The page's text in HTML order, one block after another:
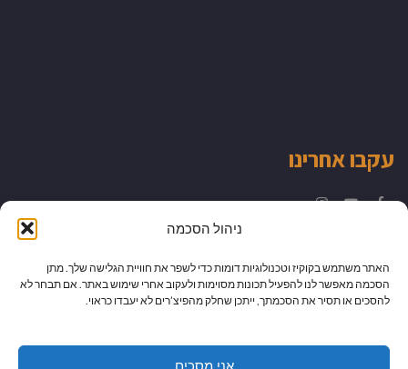
ניהול הסכמה
האתר משתמש בקוקיז וטכנולוגיות דומות כדי לשפר את חוויית הגלישה שלך. מתן
הסכמה מאפשר לנו להפעיל תכונות מסוימות ולעקוב אחרי שימוש באתר. אם תבחר לא
להסכים או תסיר את הסכמתך, ייתכן שחלק מהפיצ’רים לא יעבדו כראוי.
אני מסכים
עקבו אחרינו